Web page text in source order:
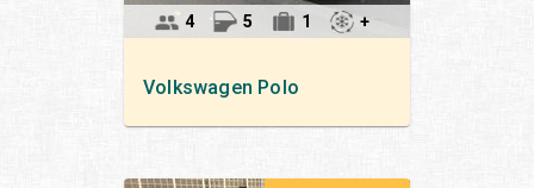
Volkswagen Polo
4 5 1 +